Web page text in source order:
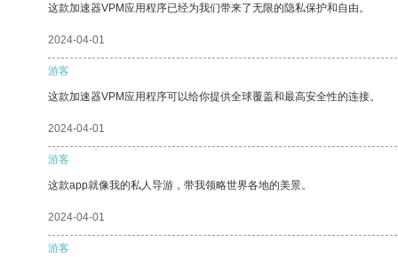
这款加速器VPM应用程序已经为我们带来了无限的隐私保护和自由。
2024-04-01
游客
这款加速器VPM应用程序可以给你提供全球覆盖和最高安全性的连接。
2024-04-01
游客
这款app就像我的私人导游，带我领略世界各地的美景。
2024-04-01
游客